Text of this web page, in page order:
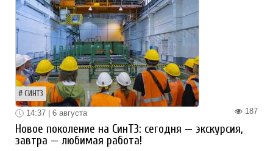
СИНТЗ
187
14:37 | 6 августа
Новое поколение на СинТЗ: сегодня — экскурсия,
завтра — любимая работа!